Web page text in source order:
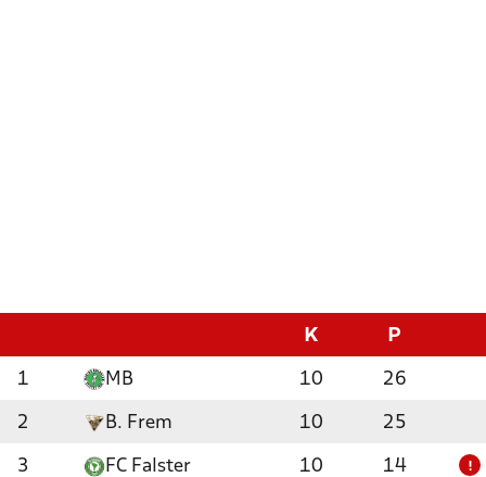
K P
1 MB 10 26
2 B. Frem 10 25
3 FC Falster 10 14 !